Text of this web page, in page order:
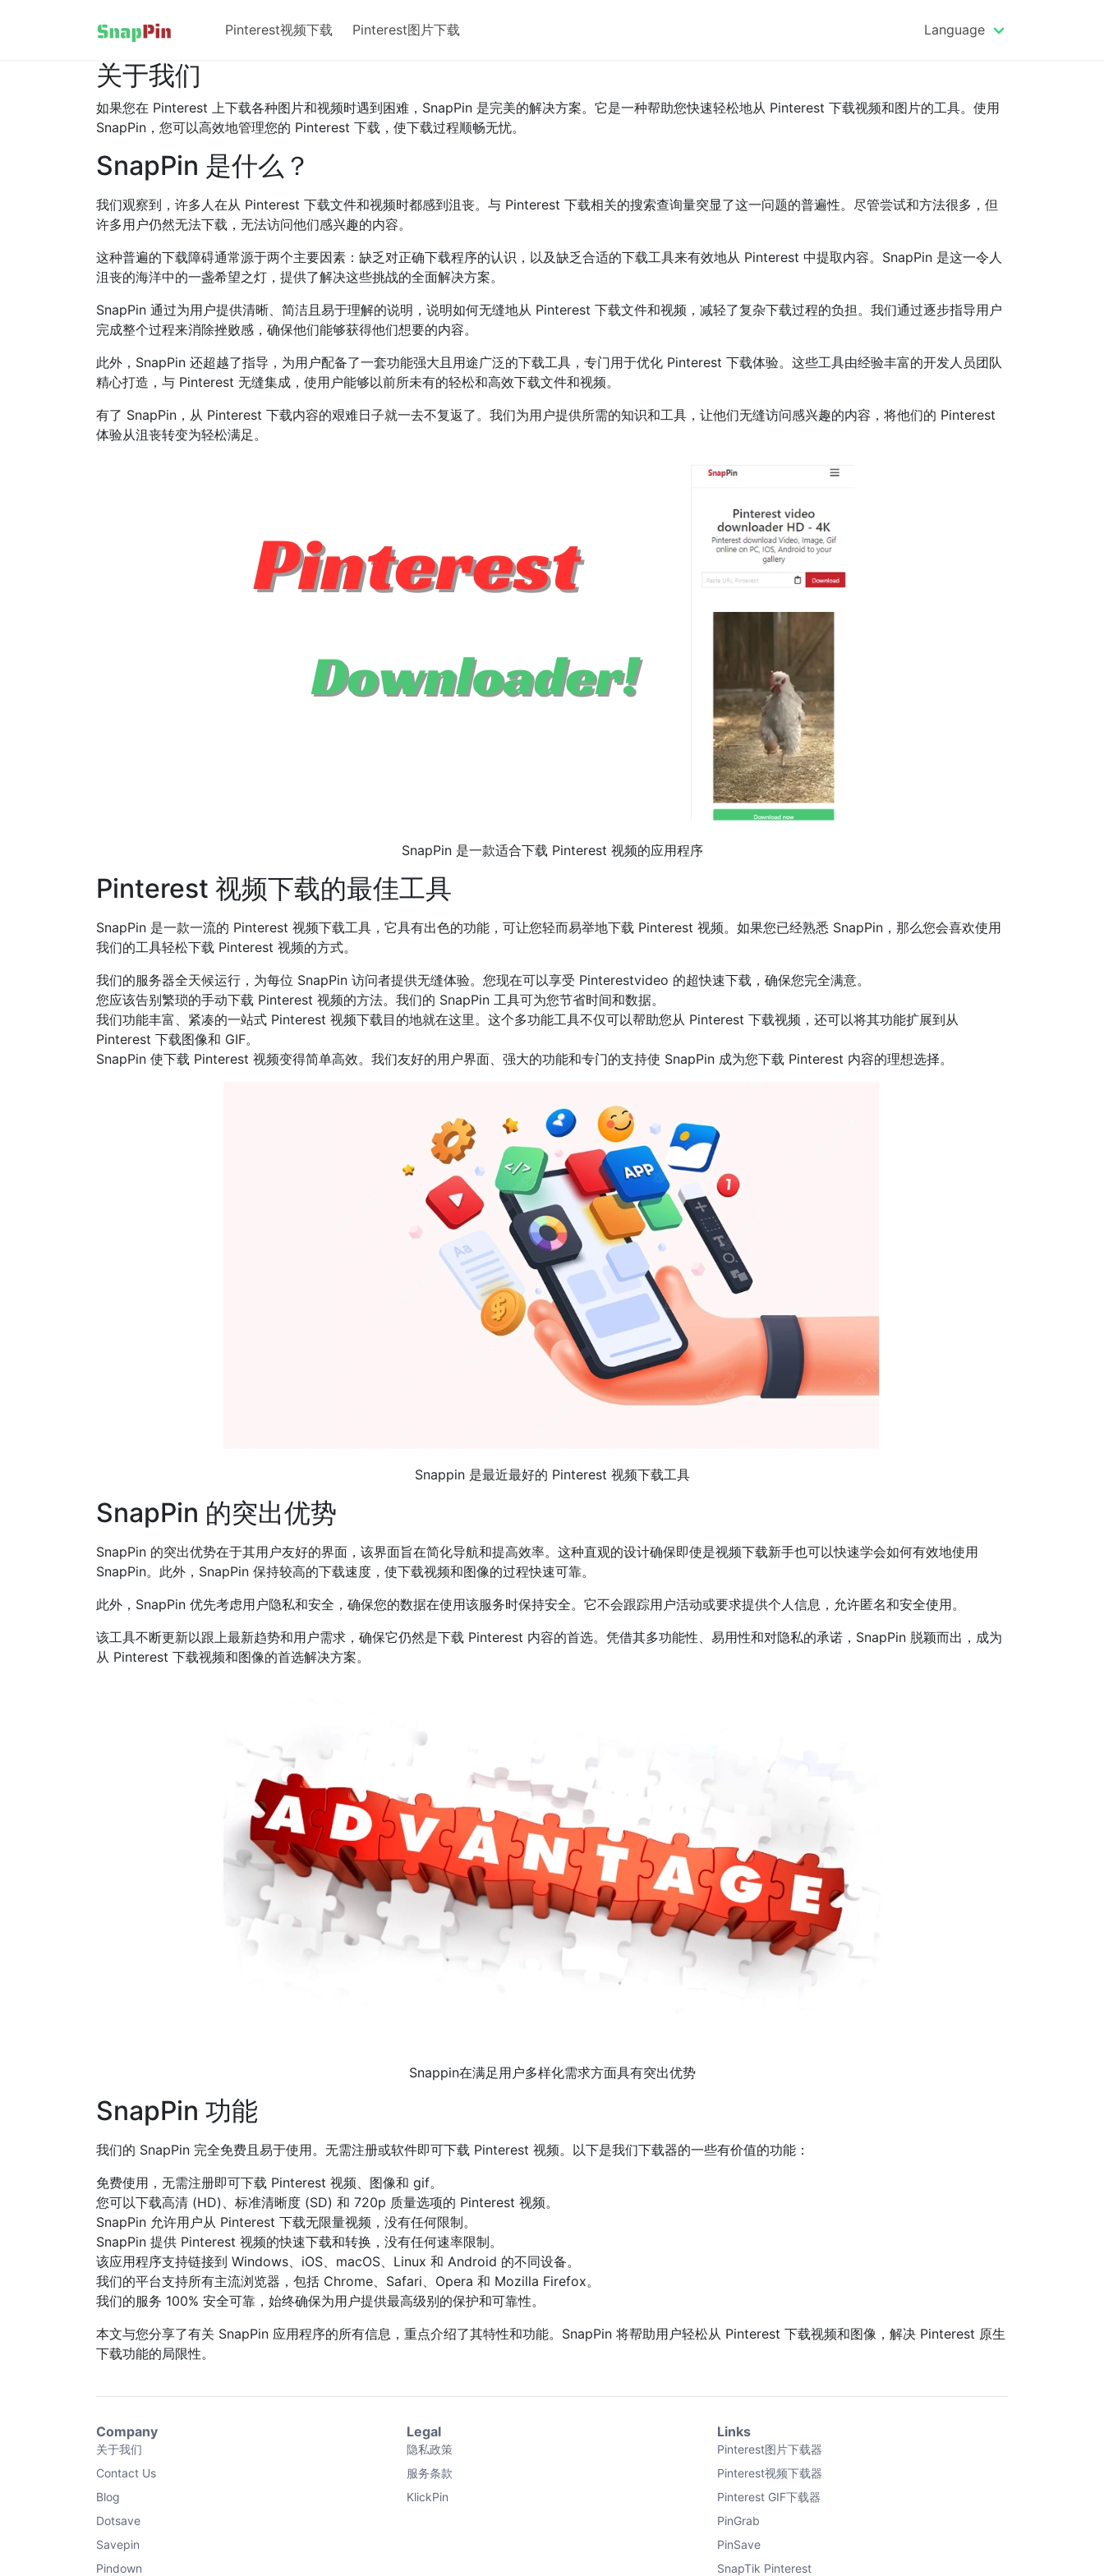
Pinterest视频下载 Pinterest图片下载 Language
关于我们
如果您在 Pinterest 上下载各种图片和视频时遇到困难，SnapPin 是完美的解决方案。它是一种帮助您快速轻松地从 Pinterest 下载视频和图片的工具。使用
SnapPin，您可以高效地管理您的 Pinterest 下载，使下载过程顺畅无忧。
SnapPin 是什么？
我们观察到，许多人在从 Pinterest 下载文件和视频时都感到沮丧。与 Pinterest 下载相关的搜索查询量突显了这一问题的普遍性。尽管尝试和方法很多，但
许多用户仍然无法下载，无法访问他们感兴趣的内容。
这种普遍的下载障碍通常源于两个主要因素：缺乏对正确下载程序的认识，以及缺乏合适的下载工具来有效地从 Pinterest 中提取内容。SnapPin 是这一令人
沮丧的海洋中的一盏希望之灯，提供了解决这些挑战的全面解决方案。
SnapPin 通过为用户提供清晰、简洁且易于理解的说明，说明如何无缝地从 Pinterest 下载文件和视频，减轻了复杂下载过程的负担。我们通过逐步指导用户
完成整个过程来消除挫败感，确保他们能够获得他们想要的内容。
此外，SnapPin 还超越了指导，为用户配备了一套功能强大且用途广泛的下载工具，专门用于优化 Pinterest 下载体验。这些工具由经验丰富的开发人员团队
精心打造，与 Pinterest 无缝集成，使用户能够以前所未有的轻松和高效下载文件和视频。
有了 SnapPin，从 Pinterest 下载内容的艰难日子就一去不复返了。我们为用户提供所需的知识和工具，让他们无缝访问感兴趣的内容，将他们的 Pinterest
体验从沮丧转变为轻松满足。
SnapPin 是一款适合下载 Pinterest 视频的应用程序
Pinterest 视频下载的最佳工具
SnapPin 是一款一流的 Pinterest 视频下载工具，它具有出色的功能，可让您轻而易举地下载 Pinterest 视频。如果您已经熟悉 SnapPin，那么您会喜欢使用
我们的工具轻松下载 Pinterest 视频的方式。
我们的服务器全天候运行，为每位 SnapPin 访问者提供无缝体验。您现在可以享受 Pinterestvideo 的超快速下载，确保您完全满意。
您应该告别繁琐的手动下载 Pinterest 视频的方法。我们的 SnapPin 工具可为您节省时间和数据。
我们功能丰富、紧凑的一站式 Pinterest 视频下载目的地就在这里。这个多功能工具不仅可以帮助您从 Pinterest 下载视频，还可以将其功能扩展到从
Pinterest 下载图像和 GIF。
SnapPin 使下载 Pinterest 视频变得简单高效。我们友好的用户界面、强大的功能和专门的支持使 SnapPin 成为您下载 Pinterest 内容的理想选择。
Snappin 是最近最好的 Pinterest 视频下载工具
SnapPin 的突出优势
SnapPin 的突出优势在于其用户友好的界面，该界面旨在简化导航和提高效率。这种直观的设计确保即使是视频下载新手也可以快速学会如何有效地使用
SnapPin。此外，SnapPin 保持较高的下载速度，使下载视频和图像的过程快速可靠。
此外，SnapPin 优先考虑用户隐私和安全，确保您的数据在使用该服务时保持安全。它不会跟踪用户活动或要求提供个人信息，允许匿名和安全使用。
该工具不断更新以跟上最新趋势和用户需求，确保它仍然是下载 Pinterest 内容的首选。凭借其多功能性、易用性和对隐私的承诺，SnapPin 脱颖而出，成为
从 Pinterest 下载视频和图像的首选解决方案。
Snappin在满足用户多样化需求方面具有突出优势
SnapPin 功能
我们的 SnapPin 完全免费且易于使用。无需注册或软件即可下载 Pinterest 视频。以下是我们下载器的一些有价值的功能：
免费使用，无需注册即可下载 Pinterest 视频、图像和 gif。
您可以下载高清 (HD)、标准清晰度 (SD) 和 720p 质量选项的 Pinterest 视频。
SnapPin 允许用户从 Pinterest 下载无限量视频，没有任何限制。
SnapPin 提供 Pinterest 视频的快速下载和转换，没有任何速率限制。
该应用程序支持链接到 Windows、iOS、macOS、Linux 和 Android 的不同设备。
我们的平台支持所有主流浏览器，包括 Chrome、Safari、Opera 和 Mozilla Firefox。
我们的服务 100% 安全可靠，始终确保为用户提供最高级别的保护和可靠性。
本文与您分享了有关 SnapPin 应用程序的所有信息，重点介绍了其特性和功能。SnapPin 将帮助用户轻松从 Pinterest 下载视频和图像，解决 Pinterest 原生
下载功能的局限性。
Company
关于我们
Contact Us
Blog
Dotsave
Savepin
Pindown
Legal
隐私政策
服务条款
KlickPin
Links
Pinterest图片下载器
Pinterest视频下载器
Pinterest GIF下载器
PinGrab
PinSave
SnapTik Pinterest